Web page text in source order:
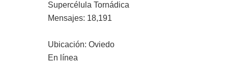
Supercélula Tornádica
Mensajes: 18,191
Ubicación: Oviedo
En línea